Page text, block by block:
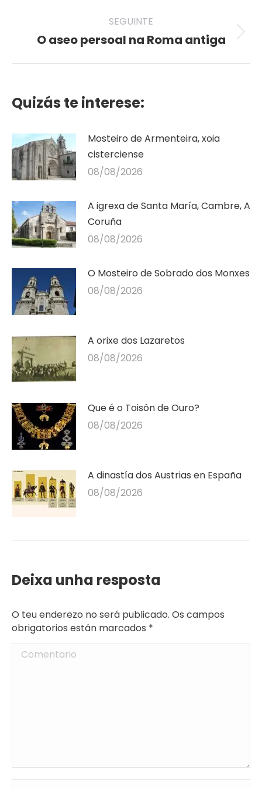
SEGUINTE
Seguinte
O aseo persoal na Roma antiga
Quizás te interese:
Mosteiro de Armenteira, xoia
cisterciense
08/08/2026
A igrexa de Santa María, Cambre, A
Coruña
08/08/2026
O Mosteiro de Sobrado dos Monxes
08/08/2026
A orixe dos Lazaretos
08/08/2026
Que é o Toisón de Ouro?
08/08/2026
A dinastía dos Austrias en España
08/08/2026
Deixa unha resposta
O teu enderezo no será publicado. Os campos
obrigatorios están marcados *
Comentario